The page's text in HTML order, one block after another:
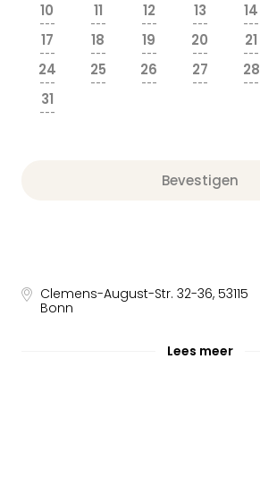
10
---
11
---
12
---
13
---
14
---
17
---
18
---
19
---
20
---
21
---
24
---
25
---
26
---
27
---
28
---
31
---
Bevestigen
Clemens-August-Str. 32-36, 53115
Bonn
Lees meer